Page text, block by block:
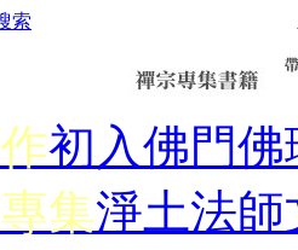
索
初入佛門佛
集淨土法師